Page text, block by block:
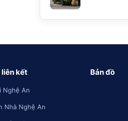
liên kết
Nghệ An
Nhà Nghệ An
Bản đồ